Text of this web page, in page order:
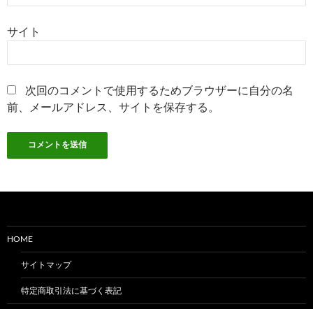
サイト
次回のコメントで使用するためブラウザーに自分の名
前、メールアドレス、サイトを保存する。
HOME
サイトマップ
特定商取引法に基づく表記